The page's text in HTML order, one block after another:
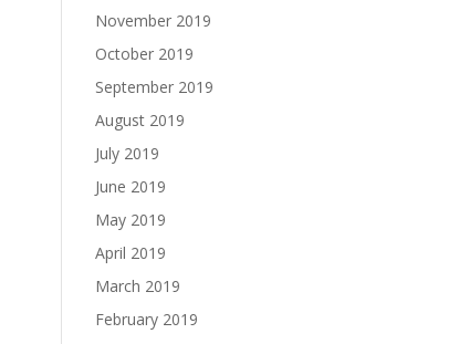
November 2019
October 2019
September 2019
August 2019
July 2019
June 2019
May 2019
April 2019
March 2019
February 2019